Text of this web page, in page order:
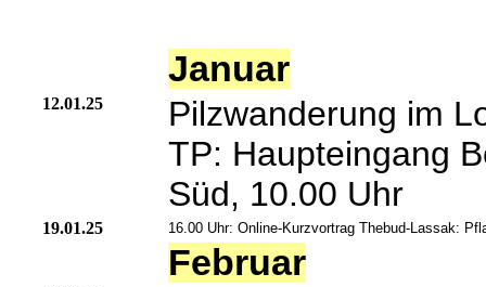
Januar
12.01.25
Pilzwanderung im
TP: Haupteingang
Süd, 10.00 Uhr
19.01.25 16.00 Uhr: Online-Kurzvortrag Thebud-Lassak:
Februar